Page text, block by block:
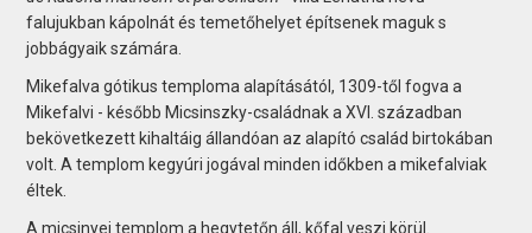
falujukban kápolnát és temetőhelyet építsenek maguk s
jobbágyaik számára.
Mikefalva gótikus temploma alapításától, 1309-től fogva a
Mikefalvi - később Micsinszky-családnak a XVI. században
bekövetkezett kihaltáig állandóan az alapító család birtokában
volt. A templom kegyúri jogával minden időkben a mikefalviak
éltek.
A micsinyei templom a hegytetőn áll, kőfal veszi körül.